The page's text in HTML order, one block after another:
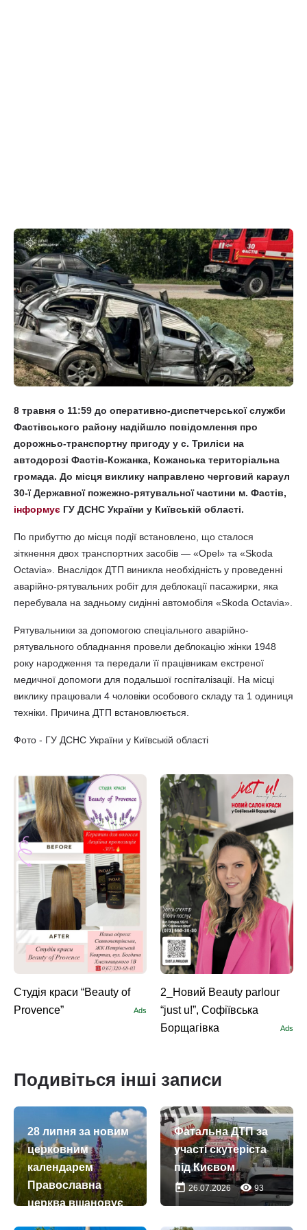
8 травня о 11:59 до оперативно-диспетчерської служби
Фастівського району надійшло повідомлення про
дорожньо-транспортну пригоду у с. Триліси на
автодорозі Фастів-Кожанка, Кожанська територіальна
громада. До місця виклику направлено черговий караул
30-ї Державної пожежно-рятувальної частини м. Фастів,
інформує ГУ ДСНС України у Київській області.
По прибуттю до місця події встановлено, що сталося
зіткнення двох транспортних засобів — «Opel» та «Skoda
Octavia». Внаслідок ДТП виникла необхідність у проведенні
аварійно-рятувальних робіт для деблокації пасажирки, яка
перебувала на задньому сидінні автомобіля «Skoda Octavia».
Рятувальники за допомогою спеціального аварійно-
рятувального обладнання провели деблокацію жінки 1948
року народження та передали її працівникам екстреної
медичної допомоги для подальшої госпіталізації. На місці
виклику працювали 4 чоловіки особового складу та 1 одиниця
техніки. Причина ДТП встановлюється.
Фото - ГУ ДСНС України у Київській області
Студія краси “Beauty of
Provence”
Ads
2_Новий Beauty parlour
“just u!”, Софіївська
Борщагівка
Ads
Подивіться інші записи
28 липня за новим
церковним
календарем
Православна
церква вшановує
Фатальна ДТП за
участі скутеріста
під Києвом
today 26.07.2026 remove_red_eye93